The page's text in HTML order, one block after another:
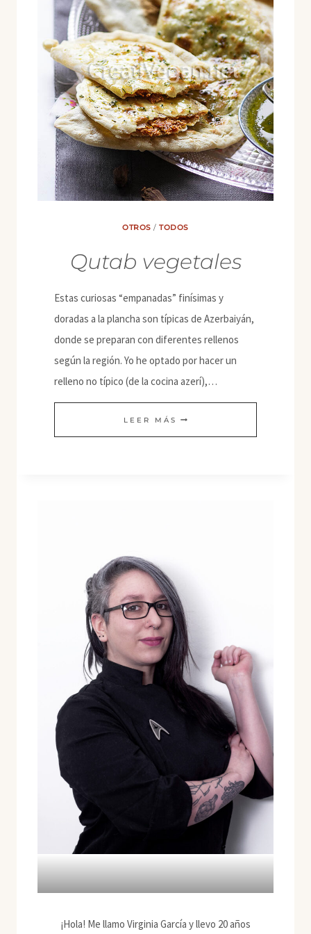
OTROS /TODOS
Qutab vegetales
Estas curiosas “empanadas” finísimas y
doradas a la plancha son típicas de Azerbaiyán,
donde se preparan con diferentes rellenos
según la región. Yo he optado por hacer un
relleno no típico (de la cocina azerí),…
LEER MÁS QUTAB
VEGETALES
¡Hola! Me llamo Virginia García y llevo 20 años